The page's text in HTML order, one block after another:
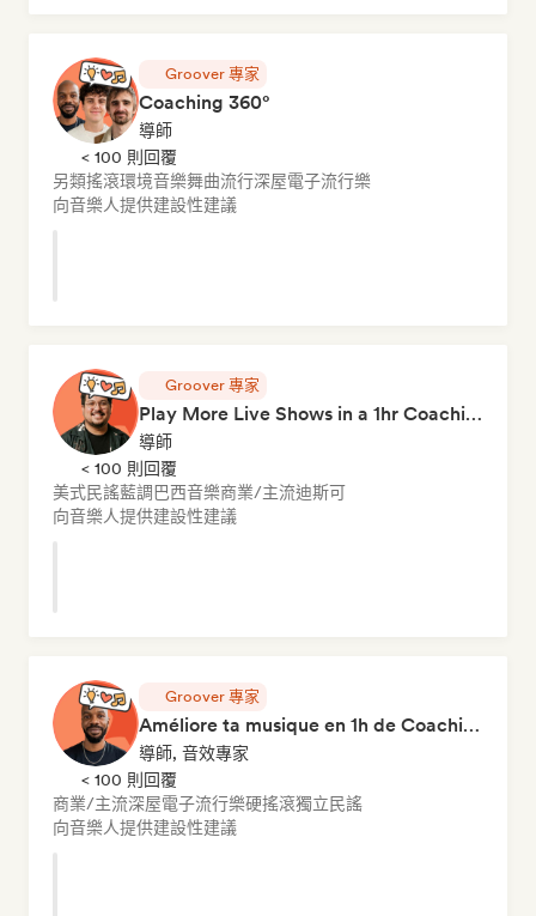
Groover 專家
Coaching 360°
導師
< 100 則回覆
另類搖滾環境音樂舞曲流行深屋電子流行樂
向音樂人提供建設性建議
Groover 專家
Play More Live Shows in a 1hr Coaching Session
導師
< 100 則回覆
美式民謠藍調 巴西音樂商業/主流迪斯可
向音樂人提供建設性建議
Groover 專家
Améliore ta musique en 1h de Coaching
導師, 音效專家
< 100 則回覆
商業/主流深屋電子流行樂硬搖滾獨立民謠
向音樂人提供建設性建議